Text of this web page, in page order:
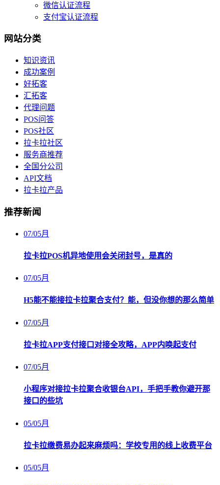
微信认证流程
支付宝认证流程
网站分类
知识资讯
成功案例
好拓客
汇拓客
代理问题
POS问答
POS社区
拉卡拉社区
服务商推荐
全国分公司
API文档
拉卡拉产品
推荐新闻
07/05月
拉卡拉POS机异地使用会关闭封号，是真的
07/05月
H5能不能接拉卡拉聚合支付？能，但没你想的那么简单
07/05月
拉卡拉APP支付接口对接全攻略，APP内唤起支付
07/05月
小程序对接拉卡拉聚合收银台API，手把手教你避开那
接口的些坑
05/05月
拉卡拉缴费易办起来麻烦吗：学校专用的线上收费平台
05/05月